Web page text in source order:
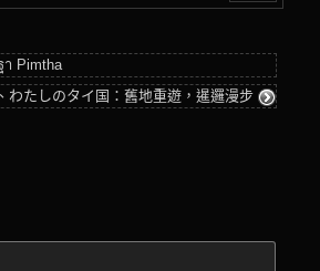
า Pimtha
わたしのタイ国：舊地重遊，暹邏漫步